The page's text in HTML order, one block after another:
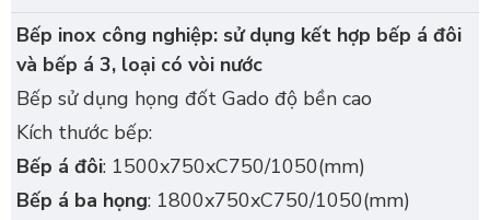
Bếp inox công nghiệp: sử dụng kết hợp bếp á đôi
và bếp á 3, loại có vòi nước
Bếp sử dụng họng đốt Gado độ bền cao
Kích thước bếp:
Bếp á đôi: 1500x750xC750/1050(mm)
Bếp á ba họng: 1800x750xC750/1050(mm)